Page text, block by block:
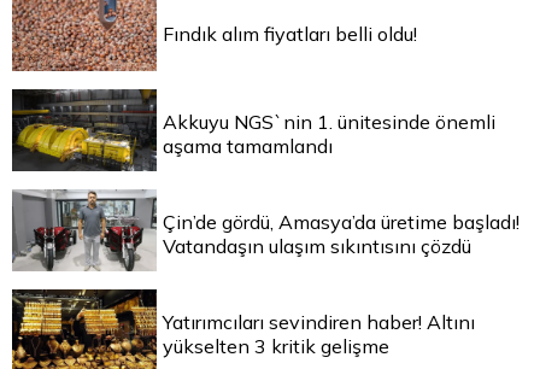
Fındık alım fiyatları belli oldu!
Akkuyu NGS`nin 1. ünitesinde önemli
aşama tamamlandı
Çin’de gördü, Amasya’da üretime başladı!
Vatandaşın ulaşım sıkıntısını çözdü
Yatırımcıları sevindiren haber! Altını
yükselten 3 kritik gelişme